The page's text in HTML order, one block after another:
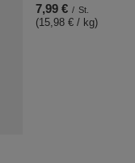
7,99 € / St.
(15,98 € / kg)